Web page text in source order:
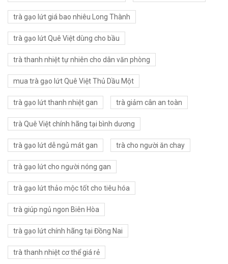
trà gạo lứt giá bao nhiêu Long Thành
trà gạo lứt Quê Việt dùng cho bầu
trà thanh nhiệt tự nhiên cho dân văn phòng
mua trà gạo lứt Quê Việt Thủ Dầu Một
trà gạo lứt thanh nhiệt gan trà giảm cân an toàn
trà Quê Việt chính hãng tại bình dương
trà gạo lứt dễ ngủ mát gan trà cho người ăn chay
trà gạo lứt cho người nóng gan
trà gạo lứt thảo mộc tốt cho tiêu hóa
trà giúp ngủ ngon Biên Hòa
trà gạo lứt chính hãng tại Đồng Nai
trà thanh nhiệt cơ thể giá rẻ